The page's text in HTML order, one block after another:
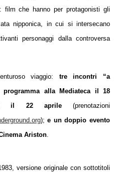
film che hanno per protagonisti gli
nipponica, in cui si intersecano
personaggi dalla controversa
viaggio: tre incontri “a
alla Mediateca il 18
il 22 aprile(prenotazioni
);e un doppio evento
Ariston.
versione originale con sottotitoli